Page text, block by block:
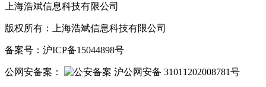
上海浩斌信息科技有限公司
版权所有：上海浩斌信息科技有限公司
备案号：沪ICP备15044898号
公网安备案： 沪公网安备 31011202008781号